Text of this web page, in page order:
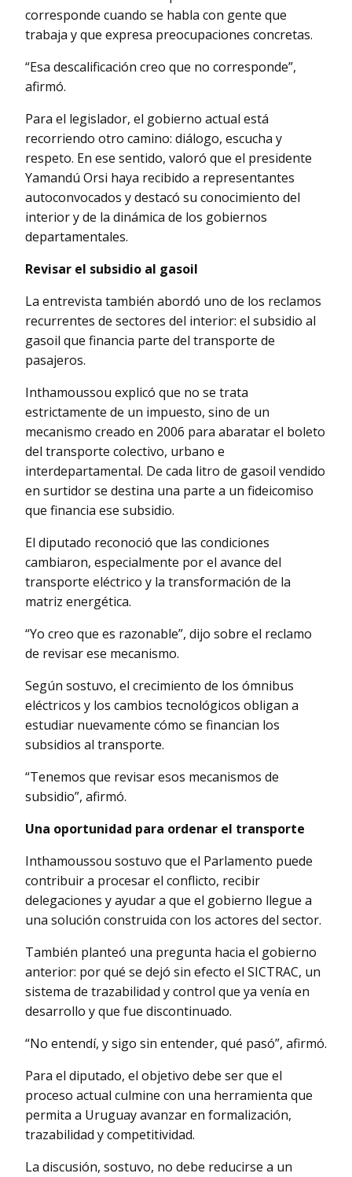
corresponde cuando se habla con gente que
trabaja y que expresa preocupaciones concretas.
“Esa descalificación creo que no corresponde”,
afirmó.
Para el legislador, el gobierno actual está
recorriendo otro camino: diálogo, escucha y
respeto. En ese sentido, valoró que el presidente
Yamandú Orsi haya recibido a representantes
autoconvocados y destacó su conocimiento del
interior y de la dinámica de los gobiernos
departamentales.
Revisar el subsidio al gasoil
La entrevista también abordó uno de los reclamos
recurrentes de sectores del interior: el subsidio al
gasoil que financia parte del transporte de
pasajeros.
Inthamoussou explicó que no se trata
estrictamente de un impuesto, sino de un
mecanismo creado en 2006 para abaratar el boleto
del transporte colectivo, urbano e
interdepartamental. De cada litro de gasoil vendido
en surtidor se destina una parte a un fideicomiso
que financia ese subsidio.
El diputado reconoció que las condiciones
cambiaron, especialmente por el avance del
transporte eléctrico y la transformación de la
matriz energética.
“Yo creo que es razonable”, dijo sobre el reclamo
de revisar ese mecanismo.
Según sostuvo, el crecimiento de los ómnibus
eléctricos y los cambios tecnológicos obligan a
estudiar nuevamente cómo se financian los
subsidios al transporte.
“Tenemos que revisar esos mecanismos de
subsidio”, afirmó.
Una oportunidad para ordenar el transporte
Inthamoussou sostuvo que el Parlamento puede
contribuir a procesar el conflicto, recibir
delegaciones y ayudar a que el gobierno llegue a
una solución construida con los actores del sector.
También planteó una pregunta hacia el gobierno
anterior: por qué se dejó sin efecto el SICTRAC, un
sistema de trazabilidad y control que ya venía en
desarrollo y que fue discontinuado.
“No entendí, y sigo sin entender, qué pasó”, afirmó.
Para el diputado, el objetivo debe ser que el
proceso actual culmine con una herramienta que
permita a Uruguay avanzar en formalización,
trazabilidad y competitividad.
La discusión, sostuvo, no debe reducirse a un